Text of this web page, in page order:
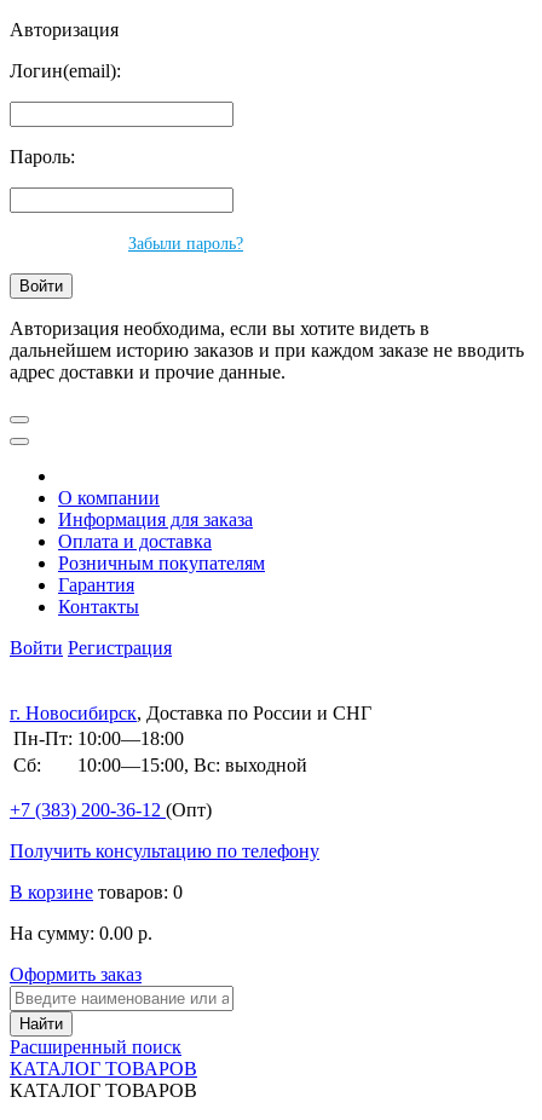
Авторизация
Логин(email):
Пароль:
Забыли пароль?
Авторизация необходима, если вы хотите видеть в
дальнейшем историю заказов и при каждом заказе не вводить
адрес доставки и прочие данные.
О компании
Информация для заказа
Оплата и доставка
Розничным покупателям
Гарантия
Контакты
Войти Регистрация
г. Новосибирск, Доставка по России и СНГ
Пн-Пт: 10:00—18:00
Сб:
10:00—15:00, Вс: выходной
+7 (383) 200-36-12 (Опт)
Получить консультацию по телефону
В корзине товаров: 0
На сумму: 0.00 р.
Оформить заказ
Расширенный поиск
КАТАЛОГ ТОВАРОВ
КАТАЛОГ ТОВАРОВ